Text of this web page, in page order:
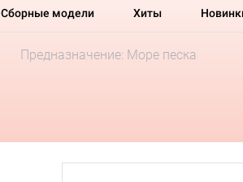
Сборные модели Хиты
Предназначение: Море песка